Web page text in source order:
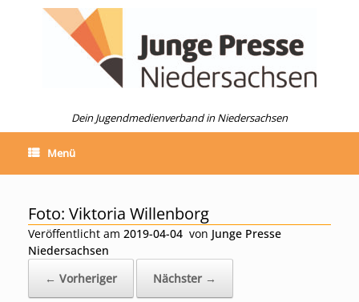
Dein Jugendmedienverband in Niedersachsen
Menü
Foto: Viktoria Willenborg
Veröffentlicht am 2019-04-04 von Junge Presse
Niedersachsen
← Vorheriger
Nächster →